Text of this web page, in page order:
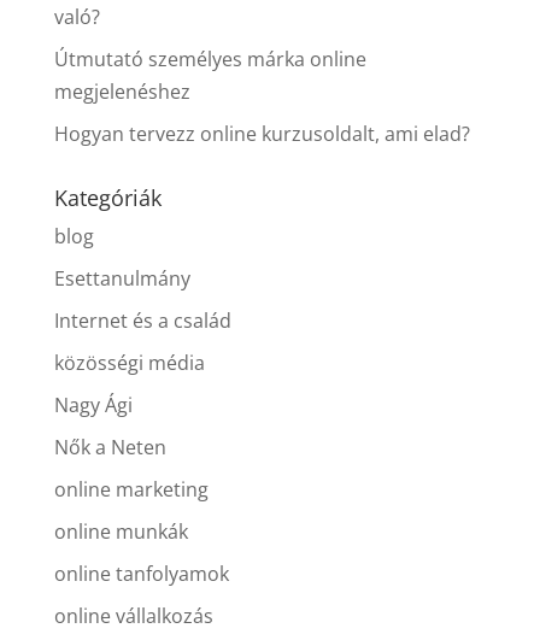
való?
Útmutató személyes márka online
megjelenéshez
Hogyan tervezz online kurzusoldalt, ami elad?
Kategóriák
blog
Esettanulmány
Internet és a család
közösségi média
Nagy Ági
Nők a Neten
online marketing
online munkák
online tanfolyamok
online vállalkozás